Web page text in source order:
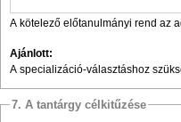
A kötelező előtanulmányi rend az
Ajánlott:
A specializáció-választáshoz
7. A tantárgy célkitűzése